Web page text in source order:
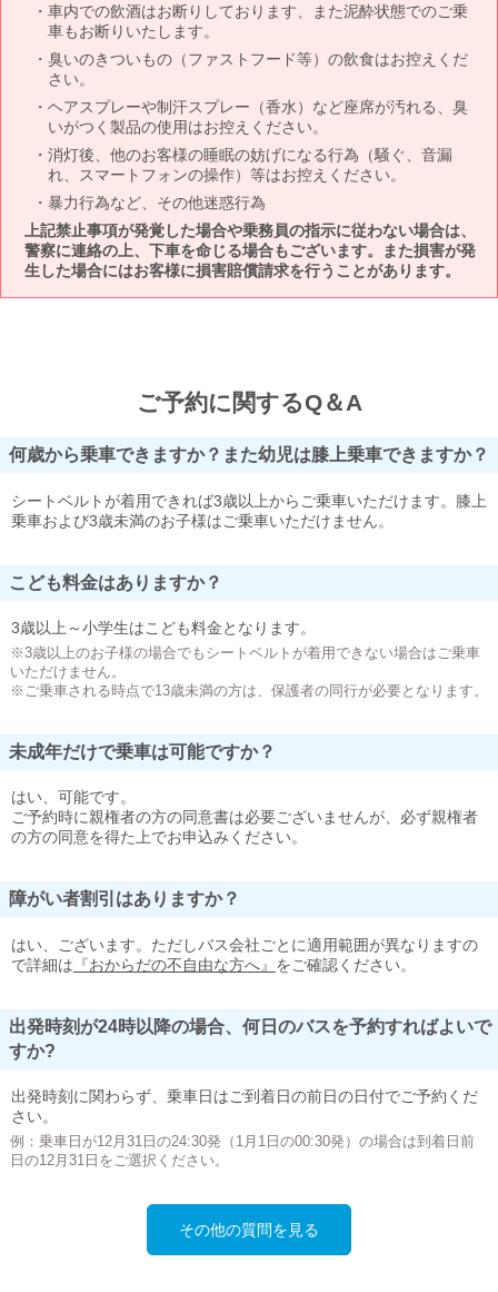
車内での飲酒はお断りしております、また泥酔状態でのご乗
車もお断りいたします。
臭いのきついもの（ファストフード等）の飲食はお控えくだ
さい。
ヘアスプレーや制汗スプレー（香水）など座席が汚れる、臭
いがつく製品の使用はお控えください。
消灯後、他のお客様の睡眠の妨げになる行為（騒ぐ、音漏
れ、スマートフォンの操作）等はお控えください。
暴力行為など、その他迷惑行為
上記禁止事項が発覚した場合や乗務員の指示に従わない場合は、
警察に連絡の上、下車を命じる場合もございます。また損害が発
生した場合にはお客様に損害賠償請求を行うことがあります。
ご予約に関するQ＆A
何歳から乗車できますか？また幼児は膝上乗車できますか？
シートベルトが着用できれば3歳以上からご乗車いただけます。膝上
乗車および3歳未満のお子様はご乗車いただけません。
こども料金はありますか？
3歳以上～小学生はこども料金となります。
※3歳以上のお子様の場合でもシートベルトが着用できない場合はご乗車
いただけません。
※ご乗車される時点で13歳未満の方は、保護者の同行が必要となります。
未成年だけで乗車は可能ですか？
はい、可能です。
ご予約時に親権者の方の同意書は必要ございませんが、必ず親権者
の方の同意を得た上でお申込みください。
障がい者割引はありますか？
はい、ございます。ただしバス会社ごとに適用範囲が異なりますの
で詳細は 『おからだの不自由な方へ』 をご確認ください。
出発時刻が24時以降の場合、何日のバスを予約すればよいで
すか?
出発時刻に関わらず、乗車日はご到着日の前日の日付でご予約くだ
さい。
例：乗車日が12月31日の24:30発（1月1日の00:30発）の場合は到着日前
日の12月31日をご選択ください。
その他の質問を見る